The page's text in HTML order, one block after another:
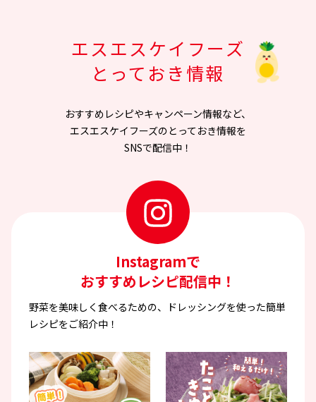
エスエスケイフーズ
とっておき情報
おすすめレシピやキャンペーン情報など、
エスエスケイフーズのとっておき情報を
SNSで配信中！
Instagramで
おすすめレシピ配信中！
野菜を美味しく食べるための、ドレッシングを使った簡単
レシピをご紹介中！